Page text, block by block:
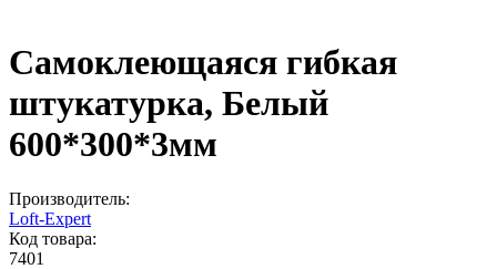
Самоклеющаяся гибкая
штукатурка, Белый
600*300*3мм
Производитель:
Loft-Expert
Код товара:
7401